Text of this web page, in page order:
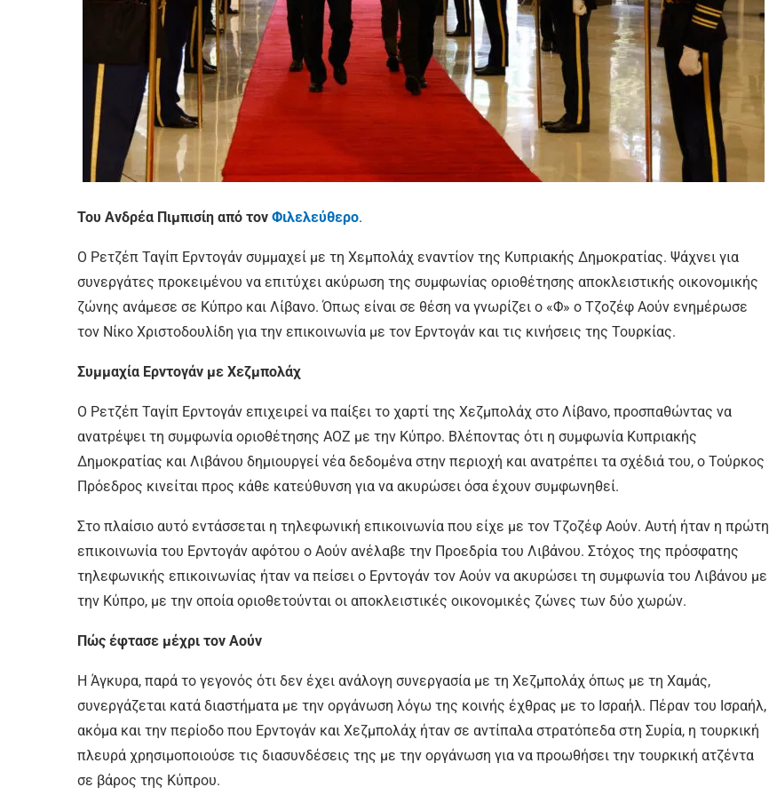
Του Ανδρέα Πιμπισίη από τον Φιλελεύθερο.
Ο Ρετζέπ Ταγίπ Ερντογάν συμμαχεί με τη Χεμπολάχ εναντίον της Κυπριακής Δημοκρατίας. Ψάχνει για
συνεργάτες προκειμένου να επιτύχει ακύρωση της συμφωνίας οριοθέτησης αποκλειστικής οικονομικής
ζώνης ανάμεσε σε Κύπρο και Λίβανο. Όπως είναι σε θέση να γνωρίζει ο «Φ» ο Τζοζέφ Αούν ενημέρωσε
τον Νίκο Χριστοδουλίδη για την επικοινωνία με τον Ερντογάν και τις κινήσεις της Τουρκίας.
Συμμαχία Ερντογάν με Χεζμπολάχ
Ο Ρετζέπ Ταγίπ Ερντογάν επιχειρεί να παίξει το χαρτί της Χεζμπολάχ στο Λίβανο, προσπαθώντας να
ανατρέψει τη συμφωνία οριοθέτησης ΑΟΖ με την Κύπρο. Βλέποντας ότι η συμφωνία Κυπριακής
Δημοκρατίας και Λιβάνου δημιουργεί νέα δεδομένα στην περιοχή και ανατρέπει τα σχέδιά του, ο Τούρκος
Πρόεδρος κινείται προς κάθε κατεύθυνση για να ακυρώσει όσα έχουν συμφωνηθεί.
Στο πλαίσιο αυτό εντάσσεται η τηλεφωνική επικοινωνία που είχε με τον Τζοζέφ Αούν. Αυτή ήταν η πρώτη
επικοινωνία του Ερντογάν αφότου ο Αούν ανέλαβε την Προεδρία του Λιβάνου. Στόχος της πρόσφατης
τηλεφωνικής επικοινωνίας ήταν να πείσει ο Ερντογάν τον Αούν να ακυρώσει τη συμφωνία του Λιβάνου με
την Κύπρο, με την οποία οριοθετούνται οι αποκλειστικές οικονομικές ζώνες των δύο χωρών.
Πώς έφτασε μέχρι τον Αούν
Η Άγκυρα, παρά το γεγονός ότι δεν έχει ανάλογη συνεργασία με τη Χεζμπολάχ όπως με τη Χαμάς,
συνεργάζεται κατά διαστήματα με την οργάνωση λόγω της κοινής έχθρας με το Ισραήλ. Πέραν του Ισραήλ,
ακόμα και την περίοδο που Ερντογάν και Χεζμπολάχ ήταν σε αντίπαλα στρατόπεδα στη Συρία, η τουρκική
πλευρά χρησιμοποιούσε τις διασυνδέσεις της με την οργάνωση για να προωθήσει την τουρκική ατζέντα
σε βάρος της Κύπρου.